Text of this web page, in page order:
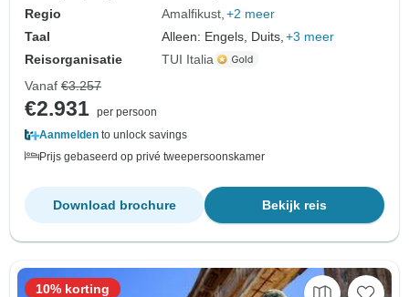
Regio
Amalfikust +2 meer
Taal
Alleen: Engels, Duits, +3 meer
Reisorganisatie
TUI Italia
Vanaf €3.257
€2.931 per persoon
Aanmelden to unlock savings
Prijs gebaseerd op privé tweepersoonskamer
Bekijk reis
Download brochure
10% korting